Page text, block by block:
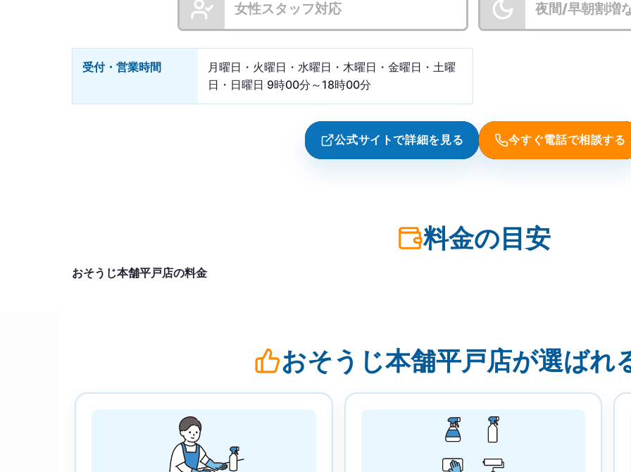
女性スタッフ対応 夜間/早朝割増
受付・営業時間
月曜日・火曜日・水曜日・木曜日・金曜日・土曜
日・日曜日 9時00分～18時00分
公式サイトで詳細を見る 今すぐ電話で相談する
料金の目安
おそうじ本舗平戸店の料金
おそうじ本舗平戸店が選ばれ